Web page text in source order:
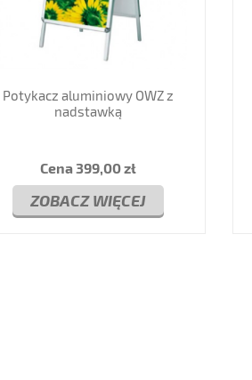
Potykacz aluminiowy OWZ z
nadstawką
Cena399,00 zł
ZOBACZ WIĘCEJ